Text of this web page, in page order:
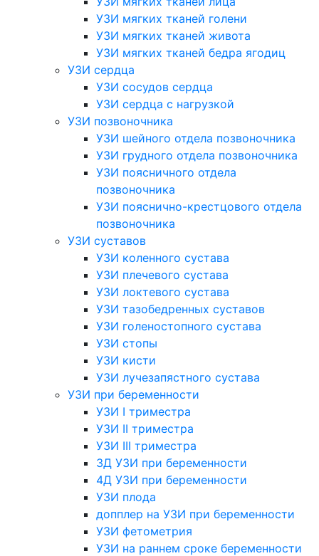
УЗИ мягких тканей голени
УЗИ мягких тканей живота
УЗИ мягких тканей бедра ягодиц
УЗИ сердца
УЗИ сосудов сердца
УЗИ сердца с нагрузкой
УЗИ позвоночника
УЗИ шейного отдела позвоночника
УЗИ грудного отдела позвоночника
УЗИ поясничного отдела
позвоночника
УЗИ пояснично-крестцового отдела
позвоночника
УЗИ суставов
УЗИ коленного сустава
УЗИ плечевого сустава
УЗИ локтевого сустава
УЗИ тазобедренных суставов
УЗИ голеностопного сустава
УЗИ стопы
УЗИ кисти
УЗИ лучезапястного сустава
УЗИ при беременности
УЗИ I триместра
УЗИ II триместра
УЗИ III триместра
3Д УЗИ при беременности
4Д УЗИ при беременности
УЗИ плода
допплер на УЗИ при беременности
УЗИ фетометрия
УЗИ на раннем сроке беременности